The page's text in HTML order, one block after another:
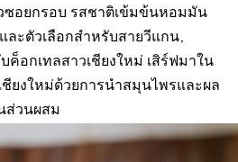
อยกรอบ รสชาติเข้มข้นหอมมัน
ะตัวเลือกสำหรับสายวีแกน,
อกเทลสาวเชียงใหม่ เสิร์ฟมาใน
ยงใหม่ด้วยการนำสมุนไพรและผล
ส่วนผสม